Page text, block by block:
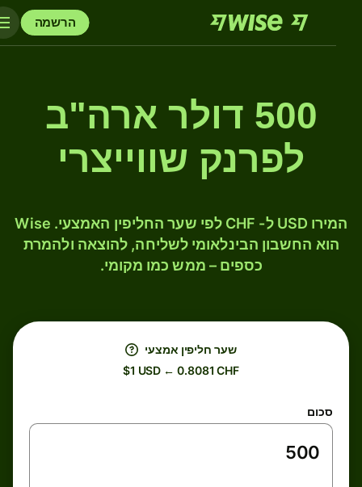
הרשמה
500 דולר ארה"ב
לפרנק שווייצרי
המירו USD ל- CHF לפי שער החליפין האמצעי. Wise
הוא החשבון הבינלאומי לשליחה, להוצאה ולהמרת
כספים – ממש כמו מקומי.
שער חליפין אמצעי
$1 USD ← 0.8081 CHF
סכום